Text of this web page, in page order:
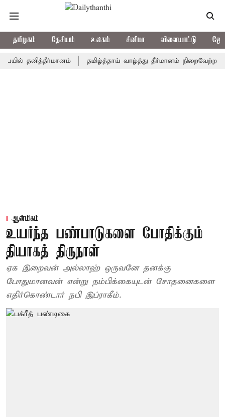
தமிழகம் தேசியம் உலகம் சினிமா விளையாட்டு
தனித்தீர்மானம் தமிழ்த்தாய் வாழ்த்து தீர்மானம் நிறைவேற்றம்:
ஆன்மிகம்
உயர்ந்த பண்பாடுகளை போதிக்கும்
தியாகத் திருநாள்
ஏக இறைவன் அல்லாஹ் ஒருவனே தனக்கு
போதுமானவன் என்று நம்பிக்கையுடன் சோதனைகளை
எதிர்கொண்டார் நபி இப்ராகீம்.